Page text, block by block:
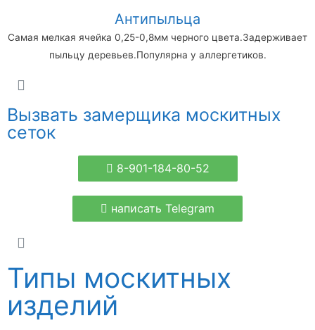
Антипыльца
Самая мелкая ячейка 0,25-0,8мм черного цвета.Задерживает
пыльцу деревьев.Популярна у аллергетиков.
Вызвать замерщика москитных
сеток
8-901-184-80-52
написать Telegram
Типы москитных
изделий